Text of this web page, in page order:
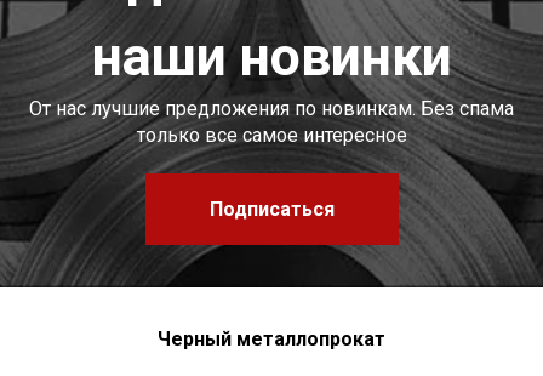
наши новинки
От нас лучшие предложения по новинкам. Без спама
только все самое интересное
Подписаться
Черный металлопрокат